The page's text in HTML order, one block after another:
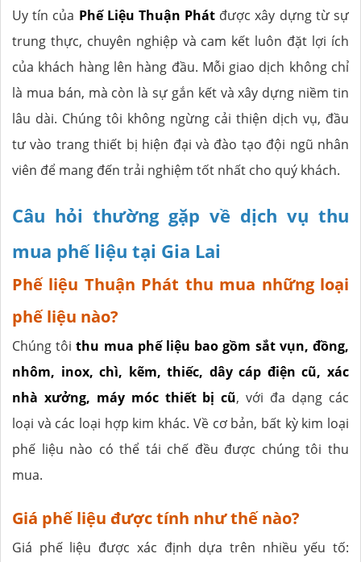
Uy tín của Phế Liệu Thuận Phát được xây dựng từ sự
trung thực, chuyên nghiệp và cam kết luôn đặt lợi ích
của khách hàng lên hàng đầu. Mỗi giao dịch không chỉ
là mua bán, mà còn là sự gắn kết và xây dựng niềm tin
lâu dài. Chúng tôi không ngừng cải thiện dịch vụ, đầu
tư vào trang thiết bị hiện đại và đào tạo đội ngũ nhân
viên để mang đến trải nghiệm tốt nhất cho quý khách.
Câu hỏi thường gặp về dịch vụ thu
mua phế liệu tại Gia Lai
Phế liệu Thuận Phát thu mua những loại
phế liệu nào?
Chúng tôithu mua phế liệu bao gồm sắt vụn, đồng,
nhôm, inox, chì, kẽm, thiếc, dây cáp điện cũ, xác
nhà xưởng, máy móc thiết bị cũ, với đa dạng các
loại và các loại hợp kim khác. Về cơ bản, bất kỳ kim loại
phế liệu nào có thể tái chế đều được chúng tôi thu
mua.
Giá phế liệu được tính như thế nào?
Giá phế liệu được xác định dựa trên nhiều yếu tố: